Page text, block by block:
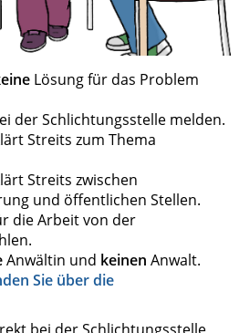
Lösung für das Problem
der Schlichtungsstelle melden.
Streits zum Thema
Streits zwischen
und öffentlichen Stellen.
die Arbeit von der
Anwältin und keinen Anwalt.
Sie über die